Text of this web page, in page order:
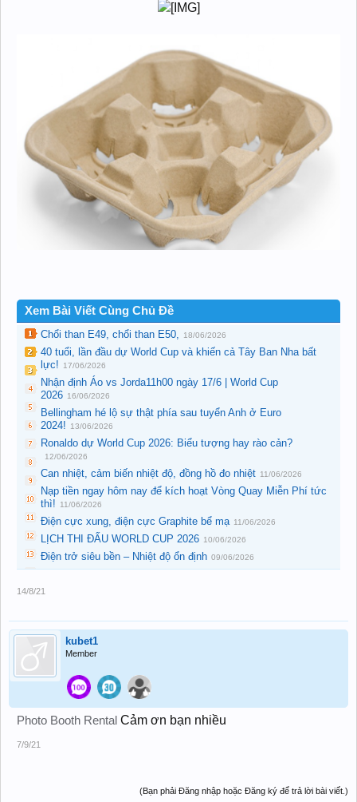
Xem Bài Viết Cùng Chủ Đề
Chổi than E49, chổi than E50, 18/06/2026
40 tuổi, lần đầu dự World Cup và khiến cả Tây Ban Nha bất
lực!
17/06/2026
Nhận định Áo vs Jorda11h00 ngày 17/6 | World Cup
2026 16/06/2026
Bellingham hé lộ sự thật phía sau tuyển Anh ở Euro
2024!
13/06/2026
Ronaldo dự World Cup 2026: Biểu tượng hay rào cản?
12/06/2026
Can nhiệt, cảm biến nhiệt độ, đồng hồ đo nhiệt 11/06/2026
Nạp tiền ngay hôm nay để kích hoạt Vòng Quay Miễn Phí tức
thì!
11/06/2026
Điện cực xung, điện cực Graphite bể mạ 11/06/2026
LỊCH THI ĐẤU WORLD CUP 2026 10/06/2026
Điện trở siêu bền – Nhiệt độ ổn định 09/06/2026
14/8/21
kubet1
Member
Photo Booth Rental Cảm ơn bạn nhiều
7/9/21
(Bạn phải Đăng nhập hoặc Đăng ký để trả lời bài viết.)